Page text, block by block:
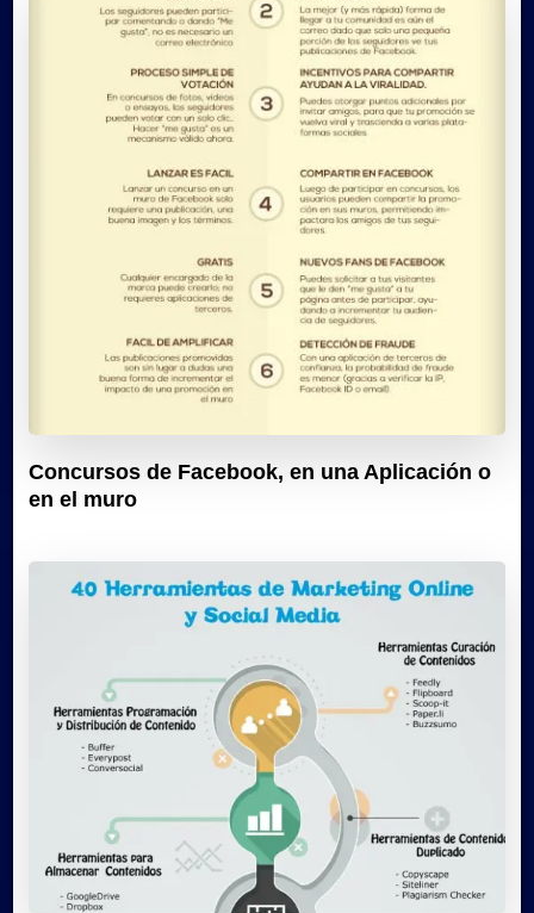
Concursos de Facebook, en una Aplicación o
en el muro